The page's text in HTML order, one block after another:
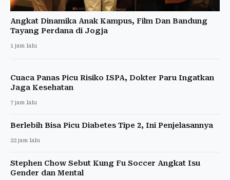
Angkat Dinamika Anak Kampus, Film Dan Bandung
Tayang Perdana di Jogja
1 jam lalu
Cuaca Panas Picu Risiko ISPA, Dokter Paru Ingatkan
Jaga Kesehatan
7 jam lalu
Berlebih Bisa Picu Diabetes Tipe 2, Ini Penjelasannya
22 jam lalu
Stephen Chow Sebut Kung Fu Soccer Angkat Isu
Gender dan Mental